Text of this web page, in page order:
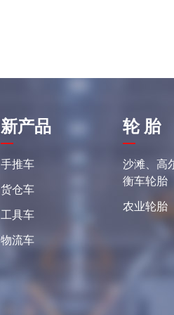
新产品
手推车
货仓车
工具车
物流车
轮 胎
沙滩、高
衡车轮胎
农业轮胎